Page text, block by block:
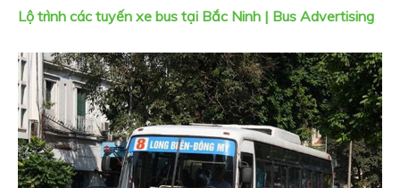
Lộ trình các tuyến xe bus tại Bắc Ninh | Bus Advertising